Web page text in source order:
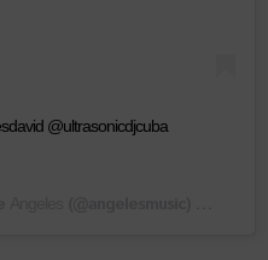
@ultrasonicdjcuba